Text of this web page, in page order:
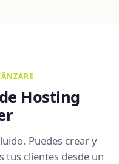
Hosting
Puedes crear y
tus clientes desde un